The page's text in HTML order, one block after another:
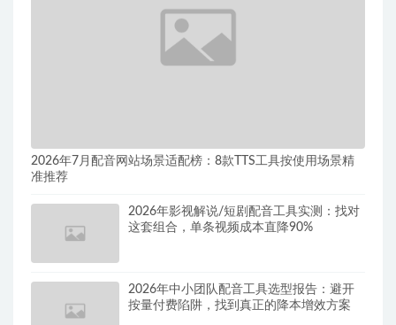
2026年7月配音网站场景适配榜：8款TTS工具按使用场景精
准推荐
2026年影视解说/短剧配音工具实测：找对
这套组合，单条视频成本直降90%
2026年中小团队配音工具选型报告：避开
按量付费陷阱，找到真正的降本增效方案